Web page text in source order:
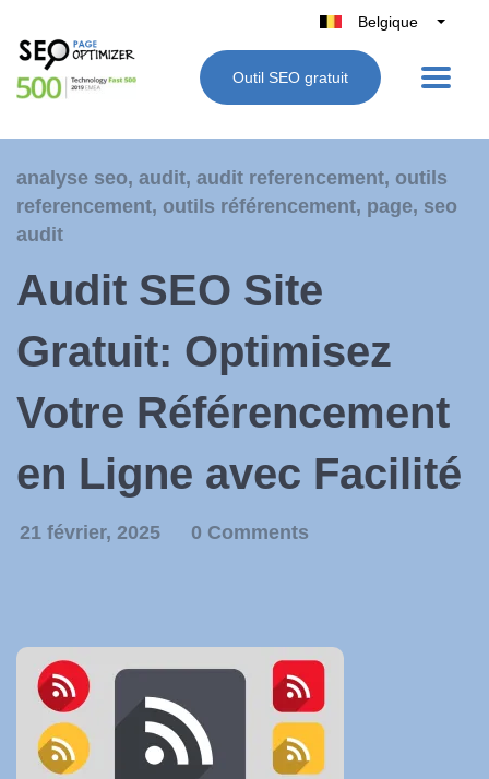
Belgique
België
Nederland
UK
Outil SEO gratuit
analyse seo, audit, audit referencement, outils
referencement, outils référencement, page, seo
audit
Audit SEO Site
Gratuit: Optimisez
Votre Référencement
en Ligne avec Facilité
21 février, 2025 0 Comments